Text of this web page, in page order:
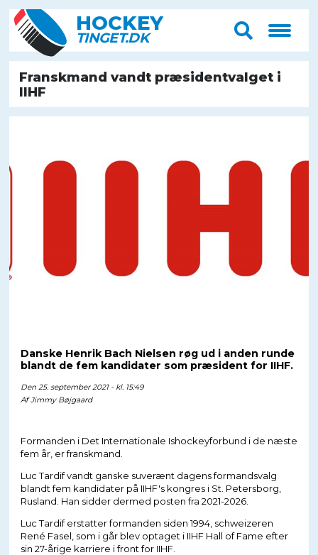
HOCKEY
TINGET.DK
Franskmand vandt præsidentvalget i
IIHF
Danske Henrik Bach Nielsen røg ud i anden runde
blandt de fem kandidater som præsident for IIHF.
Den 25. september 2021 - kl. 15:49
AfJimmy Bøjgaard
Formanden i Det Internationale Ishockeyforbund i de næste
fem år, er franskmand.
Luc Tardif vandt ganske suverænt dagens formandsvalg
blandt fem kandidater på IIHF's kongres i St. Petersborg,
Rusland. Han sidder dermed posten fra 2021-2026.
Luc Tardif erstatter formanden siden 1994, schweizeren
René Fasel, som i går blev optaget i IIHF Hall of Fame efter
sin 27-årige karriere i front for IIHF.